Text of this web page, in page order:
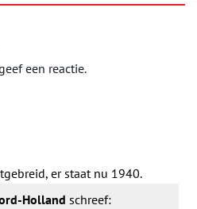
een reactie.
er staat nu 1940.
Holland schreef: